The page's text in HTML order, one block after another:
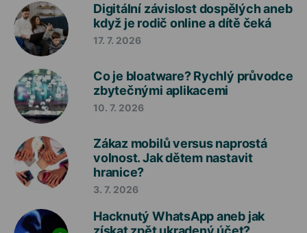
Digitální závislost dospělých aneb
když je rodič online a dítě čeká
17. 7. 2026
Co je bloatware? Rychlý průvodce
zbytečnými aplikacemi
10. 7. 2026
Zákaz mobilů versus naprostá
volnost. Jak dětem nastavit
hranice?
3. 7. 2026
Hacknutý WhatsApp aneb jak